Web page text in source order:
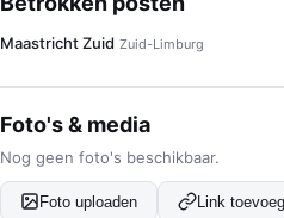
Maastricht Zuid Zuid-Limburg
Foto's & media
Nog geen foto's beschikbaar.
Foto uploaden Link